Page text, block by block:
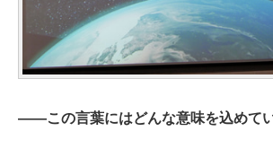
――この言葉にはどんな意味を込めてい